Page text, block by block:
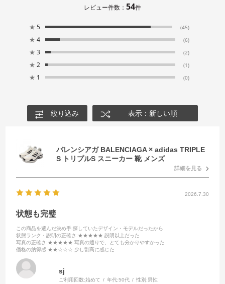
レビュー件数： 54件
★ 5 (45)
★ 4 (6)
★ 3 (2)
★ 2 (1)
★ 1 (0)
絞り込み 表示：新しい順
バレンシアガ BALENCIAGA × adidas TRIPLE
S トリプルS スニーカー 靴 メンズ
詳細を見る
2026.7.30
状態も完璧
この商品を選んだ決め手:探していたデザイン・モデルだったから
状態ランク・説明の正確さ :★★★★★ 説明以上だった
写真の正確さ :★★★★★ 写真の通りで、とても分かりやすかった
価格の納得感:★★☆☆☆ 少し割高に感じた
sj
ご利用回数:始めて 年代:50代 性別:男性